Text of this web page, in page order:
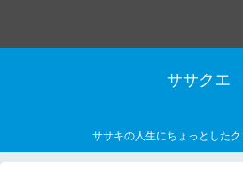
ササクエ
ササキの人生にちょっとしたク